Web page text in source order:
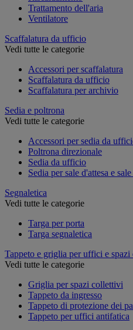
Trattamento dell'aria
Ventilatore
Scaffalatura da ufficio
Vedi tutte le categorie
Accessori per scaffalatura
Scaffalatura da ufficio
Scaffalatura per archivio
Sedia e poltrona
Vedi tutte le categorie
Accessori per sedia da
Poltrona direzionale
Sedia da ufficio
Sedia per sale d'attesa e
Segnaletica
Vedi tutte le categorie
Targa per porta
Targa segnaletica
Tappeto e griglia per uffici e
Vedi tutte le categorie
Griglia per spazi collettivi
Tappeto da ingresso
Tappeto di protezione dei
Tappeto per uffici antifatica